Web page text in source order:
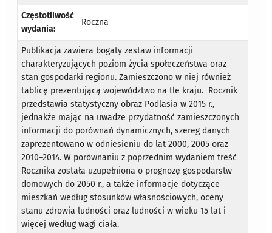
Częstotliwość
wydania:
Roczna
Publikacja zawiera bogaty zestaw informacji
charakteryzujących poziom życia społeczeństwa oraz
stan gospodarki regionu. Zamieszczono w niej również
tablicę prezentującą województwo na tle kraju. Rocznik
przedstawia statystyczny obraz Podlasia w 2015 r.,
jednakże mając na uwadze przydatność zamieszczonych
informacji do porównań dynamicznych, szereg danych
zaprezentowano w odniesieniu do lat 2000, 2005 oraz
2010–2014. W porównaniu z poprzednim wydaniem treść
Rocznika została uzupełniona o prognozę gospodarstw
domowych do 2050 r., a także informacje dotyczące
mieszkań według stosunków własnościowych, oceny
stanu zdrowia ludności oraz ludności w wieku 15 lat i
więcej według wagi ciała.